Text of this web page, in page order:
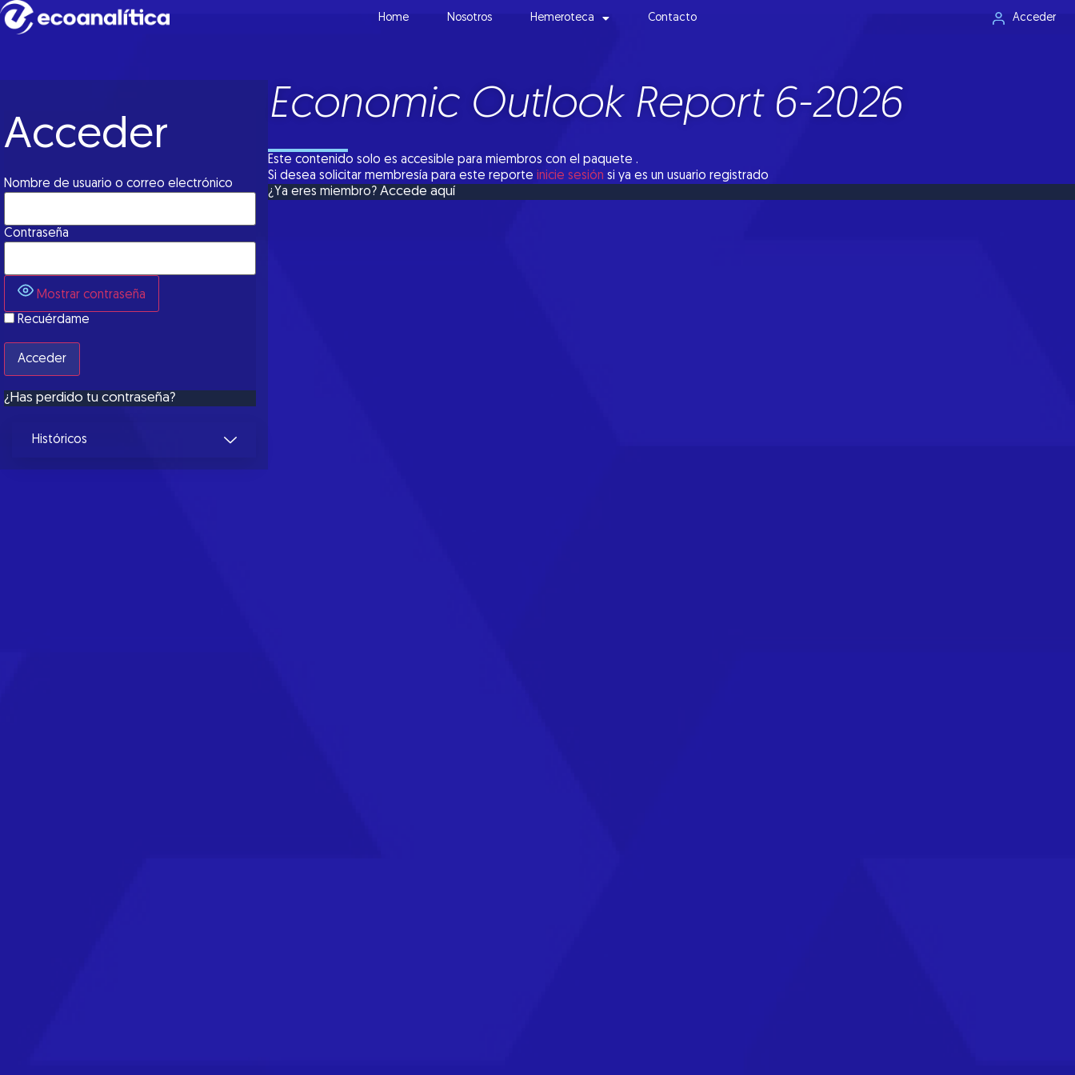
Home Nosotros Hemeroteca Contacto Acceder
Acceder
Nombre de usuario o correo electrónico
Contraseña
Mostrar contraseña
Recuérdame
¿Has perdido tu contraseña?
Históricos
Economic Outlook Report 6-2026
Este contenido solo es accesible para miembros con el paquete .
Si desea solicitar membresía para este reporteinicie sesión si ya es un usuario registrado
¿Ya eres miembro?Accede aquí